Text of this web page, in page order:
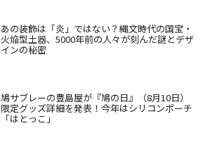
あの装飾は「炎」ではない？縄文時代の国宝・
火焔型土器、5000年前の人々が刻んだ謎とデザ
インの秘密
鳩サブレーの豊島屋が『鳩の日』（8月10日）
限定グッズ詳細を発表！今年はシリコンポーチ
「はとっこ」